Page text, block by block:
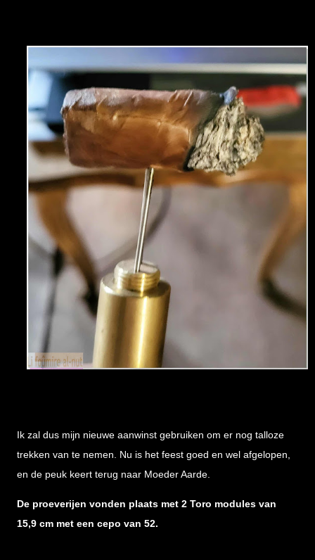
Ik zal dus mijn nieuwe aanwinst gebruiken om er nog talloze
trekken van te nemen. Nu is het feest goed en wel afgelopen,
en de peuk keert terug naar Moeder Aarde.
De proeverijen vonden plaats met 2 Toro modules van
15,9 cm met een cepo van 52.